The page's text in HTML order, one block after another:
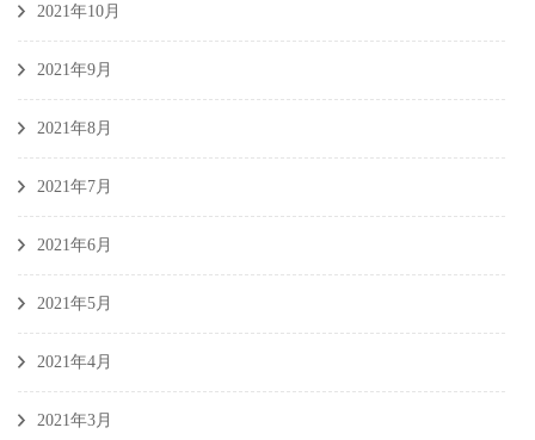
2021年10月
2021年9月
2021年8月
2021年7月
2021年6月
2021年5月
2021年4月
2021年3月